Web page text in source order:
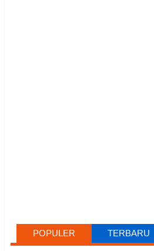
POPULER TERBARU